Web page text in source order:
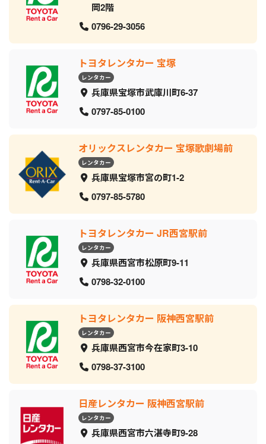
岡2階
0796-29-3056
トヨタレンタカー 宝塚
レンタカー
兵庫県宝塚市武庫川町6-37
0797-85-0100
オリックスレンタカー 宝塚歌劇場前
レンタカー
兵庫県宝塚市宮の町1-2
0797-85-5780
トヨタレンタカー JR西宮駅前
レンタカー
兵庫県西宮市松原町9-11
0798-32-0100
トヨタレンタカー 阪神西宮駅前
レンタカー
兵庫県西宮市今在家町3-10
0798-37-3100
日産レンタカー 阪神西宮駅前
レンタカー
兵庫県西宮市六湛寺町9-28